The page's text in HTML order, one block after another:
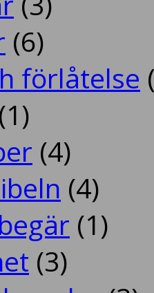
(6)
förlåtelse
(1)
(4)
(4)
(1)
(3)